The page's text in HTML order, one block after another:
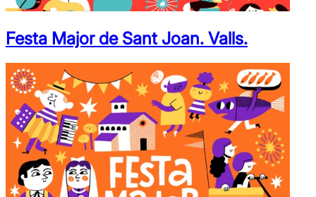
Festa Major de Sant Joan. Valls.